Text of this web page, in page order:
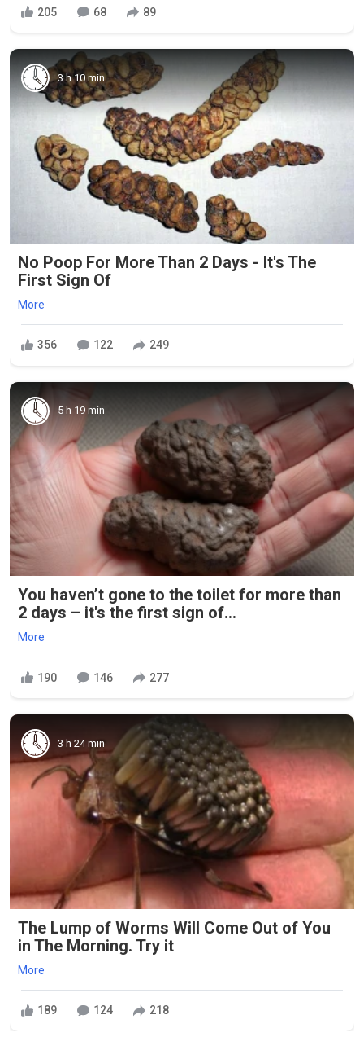
205 68 89
3 h 10 min
No Poop For More Than 2 Days - It's The
First Sign Of
More
356 122 249
5 h 19 min
You haven’t gone to the toilet for more than
2 days – it's the first sign of...
More
190 146 277
3 h 24 min
The Lump of Worms Will Come Out of You
in The Morning. Try it
More
189 124 218